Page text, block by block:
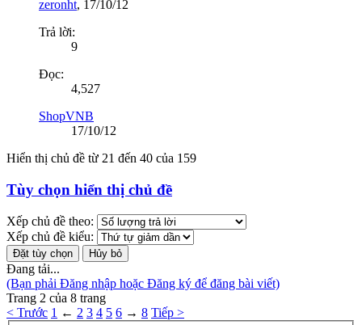
zeronht, 17/10/12
Trả lời:
9
Đọc:
4,527
ShopVNB
17/10/12
Hiển thị chủ đề từ 21 đến 40 của 159
Tùy chọn hiển thị chủ đề
Xếp chủ đề theo:
Xếp chủ đề kiểu:
Đang tải...
(Bạn phải Đăng nhập hoặc Đăng ký để đăng bài viết)
Trang 2 của 8 trang
< Trước 1 ← 2 3 4 5 6 → 8 Tiếp >